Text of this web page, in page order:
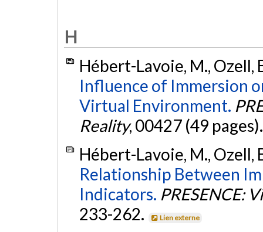
H
Hébert-Lavoie, M., Ozell,
Influence of Immersion
Virtual Environment.
Reality, 00427 (49
Hébert-Lavoie, M., Ozell,
Relationship Between
Indicators. PRESENCE:
233-262.
Lien externe